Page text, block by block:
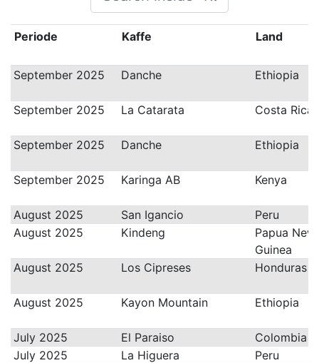
Periode Kaffe Land
September 2025 Danche Ethiopia
September 2025 La Catarata Costa Rica
September 2025 Danche Ethiopia
September 2025 Karinga AB Kenya
August 2025 San Igancio
Peru
August 2025
Kindeng
Papua New
Guinea
August 2025
Los Cipreses Honduras
August 2025 Kayon Mountain Ethiopia
July 2025 El Paraiso
Colombia
July 2025
La Higuera
Peru